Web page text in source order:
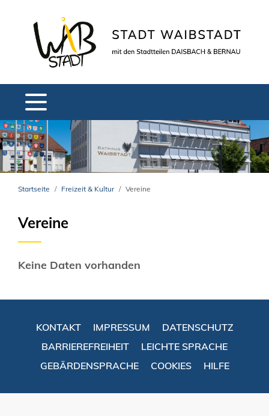
Startseite Freizeit & Kultur Vereine
Vereine
Keine Daten vorhanden
KONTAKT IMPRESSUM
DATENSCHUTZ
BARRIEREFREIHEIT
LEICHTE SPRACHE
GEBÄRDENSPRACHE
COOKIES HILFE